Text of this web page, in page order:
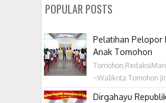
POPULAR POSTS
Pelatihan Pelopor
Anak Tomohon
~Walikota Tomohon
Dirgahayu